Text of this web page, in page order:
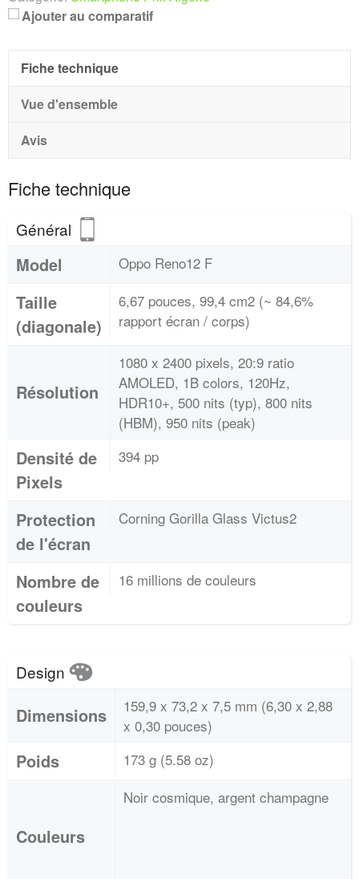
Ajouter au comparatif
Fiche technique
Vue d'ensemble
Avis
Fiche technique
Général
Model Oppo Reno12 F
Taille
(diagonale)
6,67 pouces, 99,4 cm2 (~ 84,6%
rapport écran / corps)
Résolution
1080 x 2400 pixels, 20:9 ratio
AMOLED, 1B colors, 120Hz,
HDR10+, 500 nits (typ), 800 nits
(HBM), 950 nits (peak)
Densité de
Pixels
394 pp
Protection
de l'écran
Corning Gorilla Glass Victus2
Nombre de
couleurs
16 millions de couleurs
Design
Dimensions
159,9 x 73,2 x 7,5 mm (6,30 x 2,88
x 0,30 pouces)
Poids 173 g (5.58 oz)
Couleurs
Noir cosmique, argent champagne